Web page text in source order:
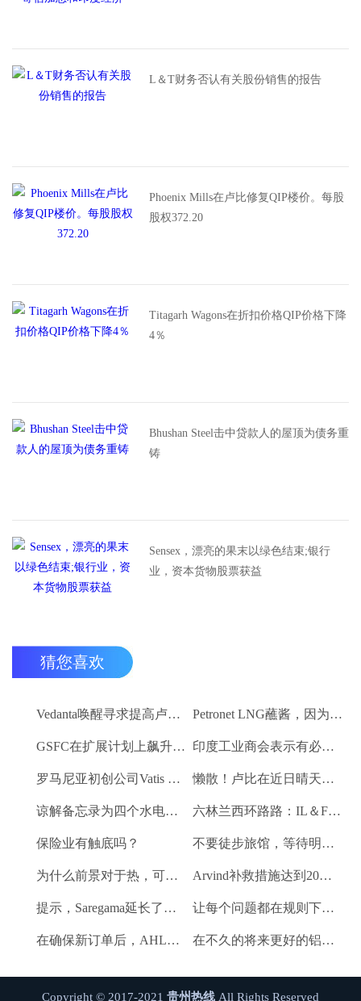
L＆T财务否认有关股份销售的报告
Phoenix Mills在卢比修复QIP楼价。每股
股权372.20
Titagarh Wagons在折扣价格QIP价格下降
4％
Bhushan Steel击中贷款人的屋顶为债务重
铸
Sensex，漂亮的果末以绿色结束;银行
业，资本货物股票获益
猜您喜欢
Vedanta唤醒寻求提高卢比。25-30亿卢比 Petronet LNG蘸酱，因为RBI禁令新鲜FII购买
GSFC在扩展计划上飙升2％ 印度工业商会表示有必要进一步推动家庭消费和私人投资
罗马尼亚初创公司Vatis Tech为其人工智能在线语音识别平台筹集了20万欧元 懒散！卢比在近日晴天结束
谅解备忘录为四个水电项目的发展，总容量为293兆瓦 六林兰西环路路：IL＆FS运输汇编2％
保险业有触底吗？ 不要徒步旅馆，等待明确的工资和价格通胀迹象，IMF告诉喂养
为什么前景对于热，可再生和石油和天然气项目稳定？ Arvind补救措施达到20％的上路
提示，Saregama延长了强大的卷 让每个问题都在规则下讨论议会：PM Modi.
在确保新订单后，AHLUWALIA合同率获3％ 在不久的将来更好的铝业股票的时间？
Copyright © 2017-2021 贵州热线 All Rights Reserved